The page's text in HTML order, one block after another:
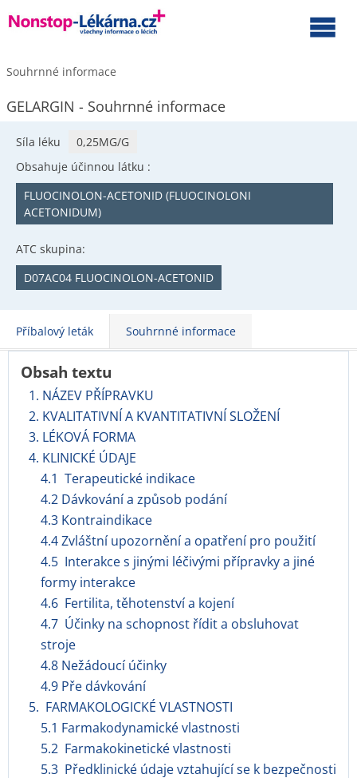
Souhrnné informace
GELARGIN - Souhrnné informace
Síla léku
0,25MG/G
Obsahuje účinnou látku :
FLUOCINOLON-ACETONID (FLUOCINOLONI
ACETONIDUM)
ATC skupina:
D07AC04 FLUOCINOLON-ACETONID
Příbalový leták Souhrnné informace
Obsah textu
1. NÁZEV PŘÍPRAVKU
2. KVALITATIVNÍ A KVANTITATIVNÍ SLOŽENÍ
3. LÉKOVÁ FORMA
4. KLINICKÉ ÚDAJE
4.1 Terapeutické indikace
4.2 Dávkování a způsob podání
4.3 Kontraindikace
4.4 Zvláštní upozornění a opatření pro použití
4.5 Interakce s jinými léčivými přípravky a jiné
formy interakce
4.6 Fertilita, těhotenství a kojení
4.7 Účinky na schopnost řídit a obsluhovat
stroje
4.8 Nežádoucí účinky
4.9 Pře dávkování
5. FARMAKOLOGICKÉ VLASTNOSTI
5.1 Farmakodynamické vlastnosti
5.2 Farmakokinetické vlastnosti
5.3 Předklinické údaje vztahující se k bezpečnosti